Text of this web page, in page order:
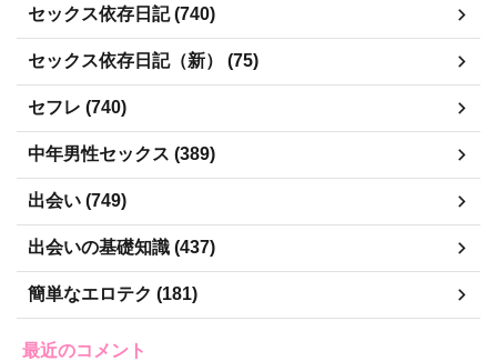
セックス依存日記 (740)
セックス依存日記（新） (75)
セフレ (740)
中年男性セックス (389)
出会い (749)
出会いの基礎知識 (437)
簡単なエロテク (181)
最近のコメント